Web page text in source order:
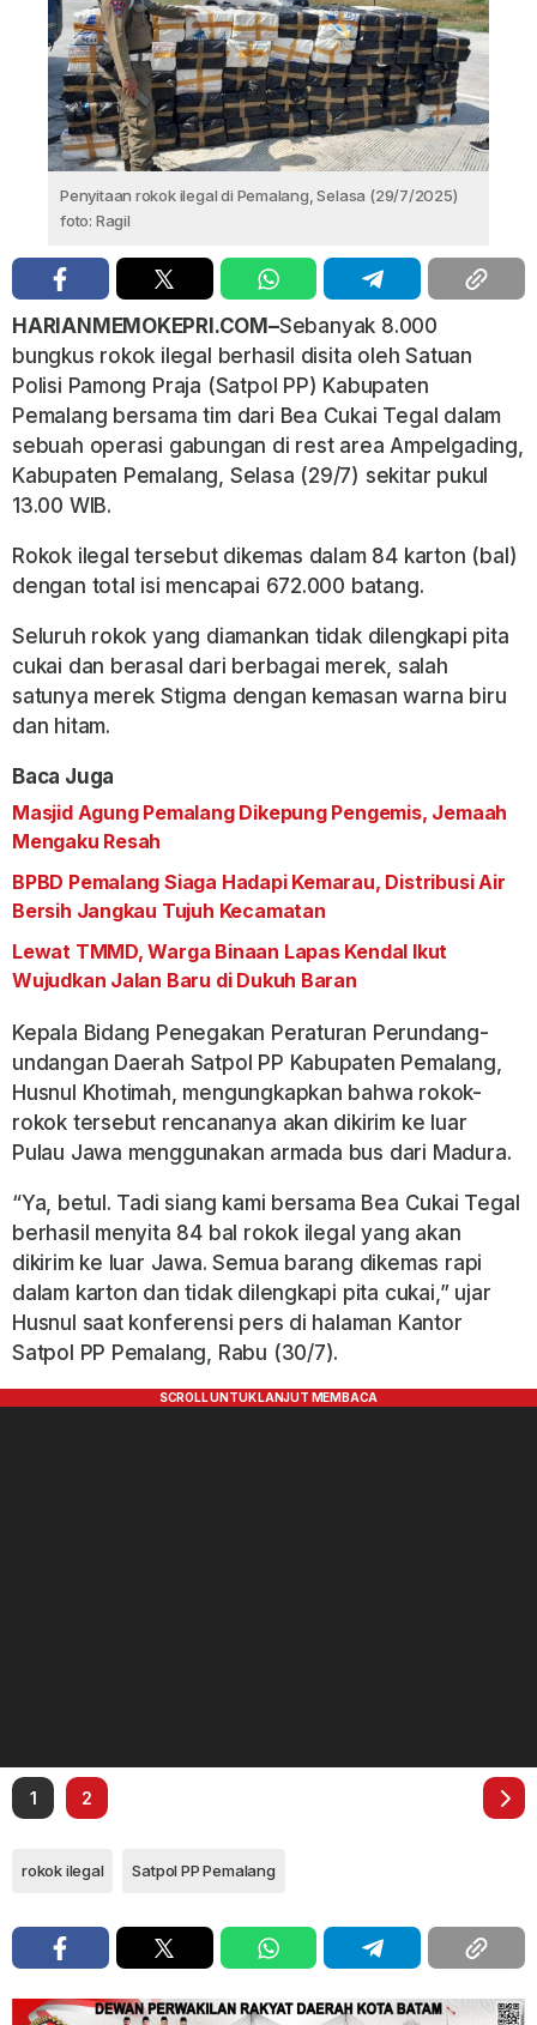
Penyitaan rokok ilegal di Pemalang, Selasa (29/7/2025)
foto: Ragil
HARIANMEMOKEPRI.COM–Sebanyak 8.000
bungkus rokok ilegal berhasil disita oleh Satuan
Polisi Pamong Praja (Satpol PP) Kabupaten
Pemalang bersama tim dari Bea Cukai Tegal dalam
sebuah operasi gabungan di rest area Ampelgading,
Kabupaten Pemalang, Selasa (29/7) sekitar pukul
13.00 WIB.
Rokok ilegal tersebut dikemas dalam 84 karton (bal)
dengan total isi mencapai 672.000 batang.
Seluruh rokok yang diamankan tidak dilengkapi pita
cukai dan berasal dari berbagai merek, salah
satunya merek Stigma dengan kemasan warna biru
dan hitam.
Baca Juga
Masjid Agung Pemalang Dikepung Pengemis, Jemaah
Mengaku Resah
BPBD Pemalang Siaga Hadapi Kemarau, Distribusi Air
Bersih Jangkau Tujuh Kecamatan
Lewat TMMD, Warga Binaan Lapas Kendal Ikut
Wujudkan Jalan Baru di Dukuh Baran
Kepala Bidang Penegakan Peraturan Perundang-
undangan Daerah Satpol PP Kabupaten Pemalang,
Husnul Khotimah, mengungkapkan bahwa rokok-
rokok tersebut rencananya akan dikirim ke luar
Pulau Jawa menggunakan armada bus dari Madura.
“Ya, betul. Tadi siang kami bersama Bea Cukai Tegal
berhasil menyita 84 bal rokok ilegal yang akan
dikirim ke luar Jawa. Semua barang dikemas rapi
dalam karton dan tidak dilengkapi pita cukai,” ujar
Husnul saat konferensi pers di halaman Kantor
Satpol PP Pemalang, Rabu (30/7).
1 2
rokok ilegal Satpol PP Pemalang